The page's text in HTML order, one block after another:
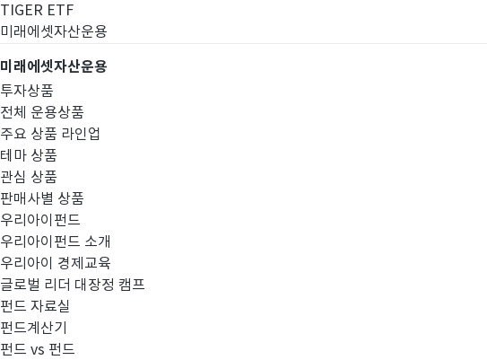
TIGER ETF
미래에셋자산운용
미래에셋자산운용
투자상품
전체 운용상품
주요 상품 라인업
테마 상품
관심 상품
판매사별 상품
우리아이펀드
우리아이펀드 소개
우리아이 경제교육
글로벌 리더 대장정 캠프
펀드 자료실
펀드계산기
펀드 vs 펀드
경영공시